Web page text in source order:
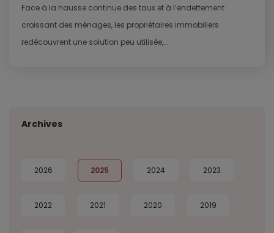
Face à la hausse continue des taux et à l’endettement
croissant des ménages, les propriétaires immobiliers
redécouvrent une solution peu utilisée,...
Archives
2026 2025 2024 2023
2022 2021 2020 2019